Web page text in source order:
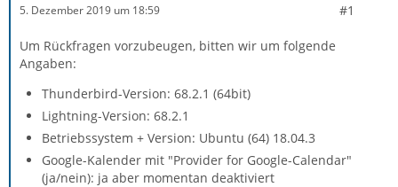
5. Dezember 2019 um 18:59 #1
Um Rückfragen vorzubeugen, bitten wir um folgende
Angaben:
Thunderbird-Version: 68.2.1 (64bit)
Lightning-Version: 68.2.1
Betriebssystem + Version: Ubuntu (64) 18.04.3
Google-Kalender mit "Provider for Google-Calendar"
(ja/nein): ja aber momentan deaktiviert